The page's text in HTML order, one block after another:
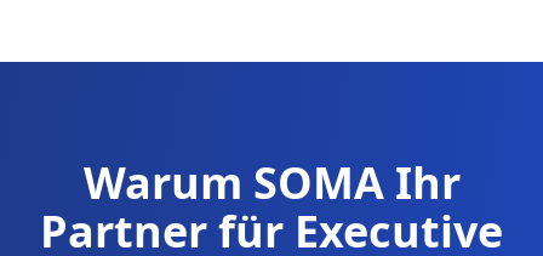
Warum SOMA Ihr
Partner für Executive